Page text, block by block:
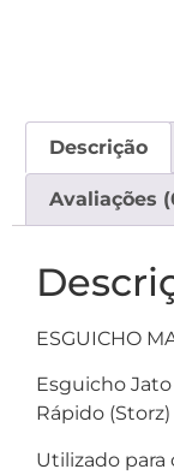
Descrição
Avaliações
ESGUICHO
Esguicho
Rápido (Storz)
Utilizado